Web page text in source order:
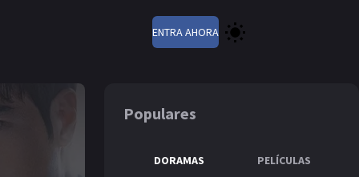
ENTRA AHORA
Populares
DORAMAS PELÍCULAS